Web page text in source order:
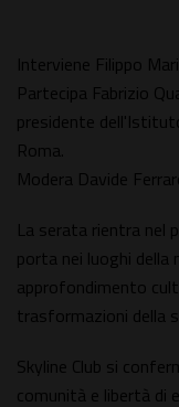
Interviene Filippo
Partecipa Fabrizio
presidente
Roma.
Modera Davide
La serata rientra nel
porta nei luoghi
approfondimento
trasformazioni della
Skyline Club si
comunità e libertà di